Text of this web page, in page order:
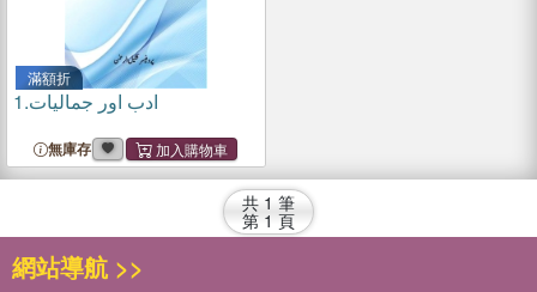
滿額折
1.ادب اور جمالیات
無庫存
共 1 筆
第 1 頁
網站導航 >>